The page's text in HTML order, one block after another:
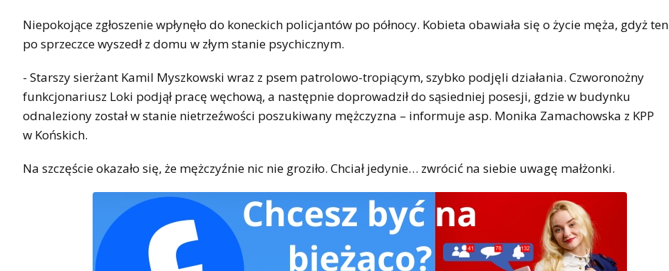
Niepokojące zgłoszenie wpłynęło do koneckich policjantów po północy. Kobieta obawiała się o życie męża, gdyż ten
po sprzeczce wyszedł z domu w złym stanie psychicznym.
- Starszy sierżant Kamil Myszkowski wraz z psem patrolowo-tropiącym, szybko podjęli działania. Czworonożny
funkcjonariusz Loki podjął pracę węchową, a następnie doprowadził do sąsiedniej posesji, gdzie w budynku
odnaleziony został w stanie nietrzeźwości poszukiwany mężczyzna – informuje asp. Monika Zamachowska z KPP
w Końskich.
Na szczęście okazało się, że mężczyźnie nic nie groziło. Chciał jedynie… zwrócić na siebie uwagę małżonki.